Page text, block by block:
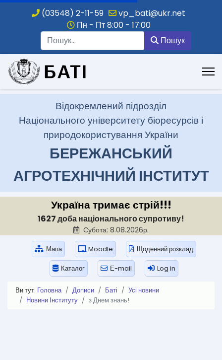
(03548) 2-11-59
vp_bati@ukr.net
Пн - Пт 8:00 - 17:00
Пошук
.
Відокремлений підрозділ
Національного університету біоресурсів і
природокористування України
БЕРЕЖАНСЬКИЙ
АГРОТЕХНІЧНИЙ ІНСТИТУТ
Україна тримає стрій!!!
1627 доба національного супротиву!
Субота: 8.08.2026р.
Мапа Moodle Щоденний розклад
Каталог Е-mail Log in
Ви тут: Головна Дописи Баті
Усі новини
Новини Інституту
з Днем знань!